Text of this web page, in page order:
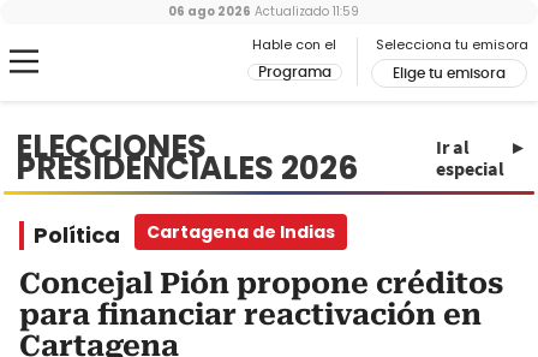
Hable con el
Programa
Selecciona tu emisora
Elige tu emisora
06 ago 2026 Actualizado 11:59
ELECCIONES
PRESIDENCIALES 2026
Ir al
especial
Política Cartagena de Indias
Concejal Pión propone créditos
para financiar reactivación en
Cartagena